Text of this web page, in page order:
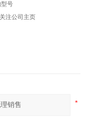
号
注公司主页